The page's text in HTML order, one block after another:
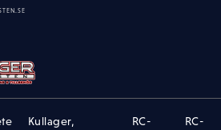
Kullager,
RC-
RC-